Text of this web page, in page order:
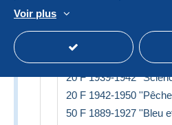
20 F 1905-1913 ''Bleu''
20 F 1916-1919
20 F 1939-1942
20 F 1942-1950
50 F 1889-1927 ''Bleu
Voir plus